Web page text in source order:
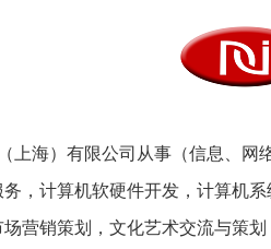
上海）有限公司从事（信息、网
，计算机软硬件开发，计算机
营销策划，文化艺术交流与策